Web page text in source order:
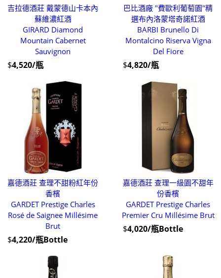
吉拉德酒莊 戴蒙德山卡本內
蘇維濃紅酒
GIRARD Diamond
Mountain Cabernet
Sauvignon
$4,520/瓶
巴比酒廠 "費歐利葡萄園"精
選布內洛蒙塔奇諾紅酒
BARBI Brunello Di
Montalcino Riserva Vigna
Del Fiore
$4,820/瓶
嘉德酒莊 查理不甜粉紅年份
香檳
GARDET Prestige Charles
Rosé de Saignee Millésime
Brut
$4,220/瓶Bottle
嘉德酒莊 查理一級園不甜年
份香檳
GARDET Prestige Charles
Premier Cru Millésime Brut
$4,020/瓶Bottle